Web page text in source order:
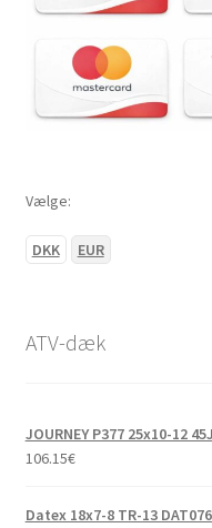
Vælge:
DKK EUR
ATV-dæk
JOURNEY P377 25x10-12
106.15€
Datex 18x7-8 TR-13